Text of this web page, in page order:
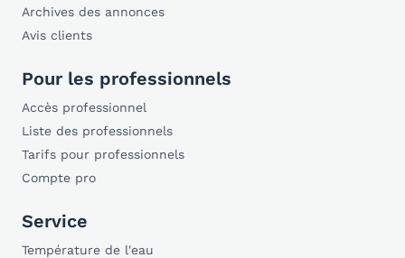
Archives des annonces
Avis clients
Pour les professionnels
Accès professionnel
Liste des professionnels
Tarifs pour professionnels
Compte pro
Service
Température de l'eau